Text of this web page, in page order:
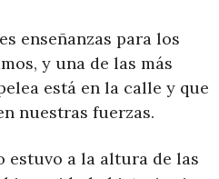
enseñanzas para los
y una de las más
está en la calle y que
nuestras fuerzas.
estuvo a la altura de las